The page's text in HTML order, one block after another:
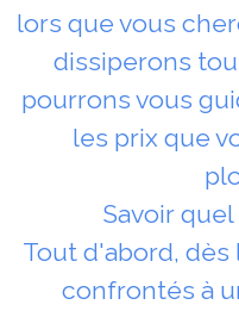
lors que vous
dissiperons
pourrons vous
les prix que
Savoir
Tout d'abord,
confrontés à